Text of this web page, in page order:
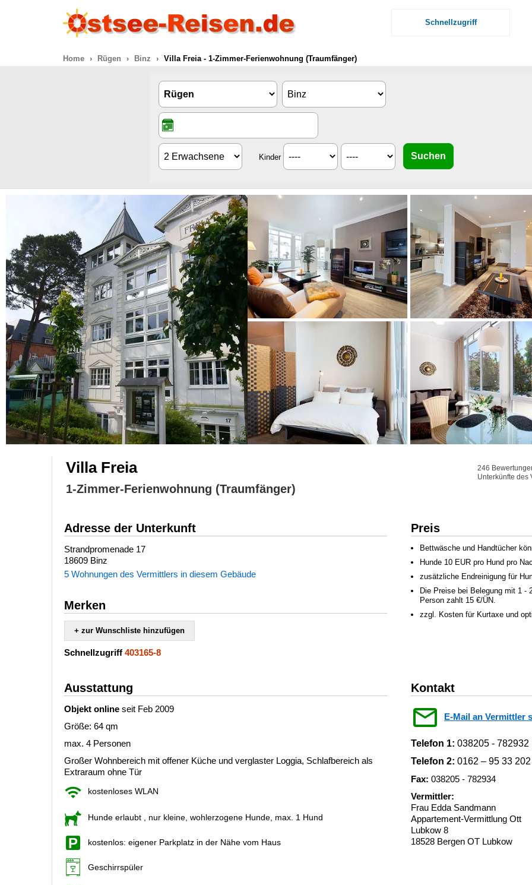
Schnellzugriff
Home Rügen Binz Villa Freia - 1-Zimmer-Ferienwohnung (Traumfänger)
Kinder
Villa Freia
1-Zimmer-Ferienwohnung (Traumfänger)
246
Unterkünfte des
Adresse der Unterkunft
Strandpromenade 17
18609 Binz
5 Wohnungen des Vermittlers in diesem Gebäude
Merken
+ zur Wunschliste hinzufügen
Schnellzugriff 403165-8
Preis
Bettwäsche und Handtücher
Hunde 10 EUR pro Hund pro
zusätzliche Endreinigung für
Die Preise bei Belegung mit 1 -
Person zahlt 15 €/ÜN.
zzgl. Kosten für Kurtaxe und
Ausstattung
Objekt online seit Feb 2009
Größe: 64 qm
max. 4 Personen
Großer Wohnbereich mit offener Küche und verglaster Loggia, Schlafbereich als
Extraraum ohne Tür
kostenloses WLAN
Hunde erlaubt , nur kleine, wohlerzogene Hunde, max. 1 Hund
kostenlos: eigener Parkplatz in der Nähe vom Haus
Geschirrspüler
Kontakt
E-Mail an Vermittler
Telefon 1: 038205 - 782932
Telefon 2: 0162 – 95 33 202
Fax: 038205 - 782934
Vermittler:
Frau Edda Sandmann
Appartement-Vermittlung Ott
Lubkow 8
18528 Bergen OT Lubkow